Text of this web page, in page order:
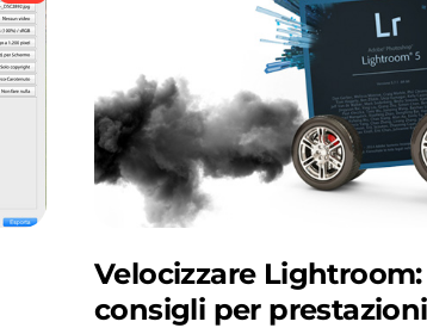
Velocizzare Lightroom:
consigli per